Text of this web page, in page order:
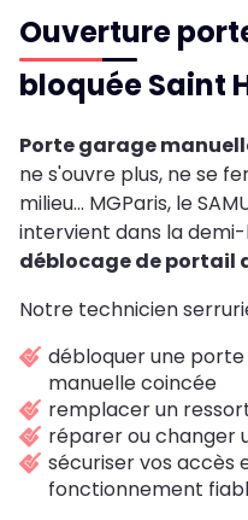
Ouverture
bloquée Saint
Porte garage
ne s'ouvre plus, ne se
milieu... MGParis, le
intervient dans la
déblocage de portail
Notre technicien
débloquer une
manuelle coincée
remplacer un
réparer ou changer
sécuriser vos accès
fonctionnement